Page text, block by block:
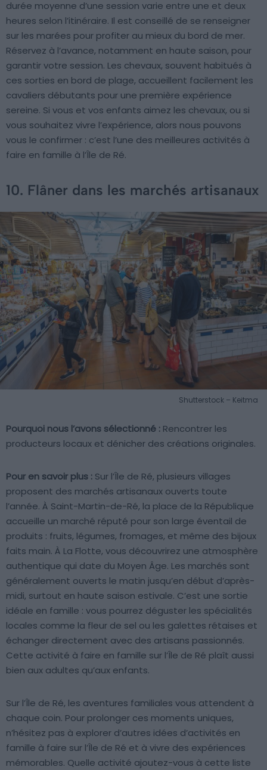
durée moyenne d’une session varie entre une et deux
heures selon l’itinéraire. Il est conseillé de se renseigner
sur les marées pour profiter au mieux du bord de mer.
Réservez à l’avance, notamment en haute saison, pour
garantir votre session. Les chevaux, souvent habitués à
ces sorties en bord de plage, accueillent facilement les
cavaliers débutants pour une première expérience
sereine. Si vous et vos enfants aimez les chevaux, ou si
vous souhaitez vivre l’expérience, alors nous pouvons
vous le confirmer : c’est l’une des meilleures activités à
faire en famille à l’Île de Ré.
10. Flâner dans les marchés artisanaux
Shutterstock – Keitma
Pourquoi nous l’avons sélectionné : Rencontrer les
producteurs locaux et dénicher des créations originales.
Pour en savoir plus : Sur l’Île de Ré, plusieurs villages
proposent des marchés artisanaux ouverts toute
l’année. À Saint-Martin-de-Ré, la place de la République
accueille un marché réputé pour son large éventail de
produits : fruits, légumes, fromages, et même des bijoux
faits main. À La Flotte, vous découvrirez une atmosphère
authentique qui date du Moyen Âge. Les marchés sont
généralement ouverts le matin jusqu’en début d’après-
midi, surtout en haute saison estivale. C’est une sortie
idéale en famille : vous pourrez déguster les spécialités
locales comme la fleur de sel ou les galettes rétaises et
échanger directement avec des artisans passionnés.
Cette activité à faire en famille sur l’Île de Ré plaît aussi
bien aux adultes qu’aux enfants.
Sur l’Île de Ré, les aventures familiales vous attendent à
chaque coin. Pour prolonger ces moments uniques,
n’hésitez pas à explorer d’autres idées d’activités en
famille à faire sur l’Île de Ré et à vivre des expériences
mémorables. Quelle activité ajoutez-vous à cette liste